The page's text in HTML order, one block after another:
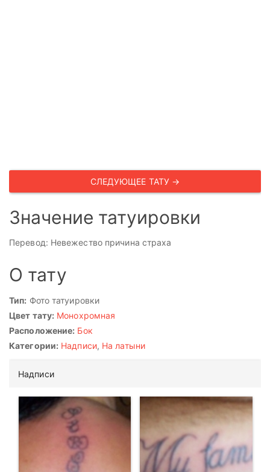
СЛЕДУЮЩЕЕ ТАТУ →
Значение татуировки
Перевод: Невежество причина страха
О тату
Тип: Фото татуировки
Цвет тату: Монохромная
Расположение: Бок
Категории: Надписи, На латыни
Надписи